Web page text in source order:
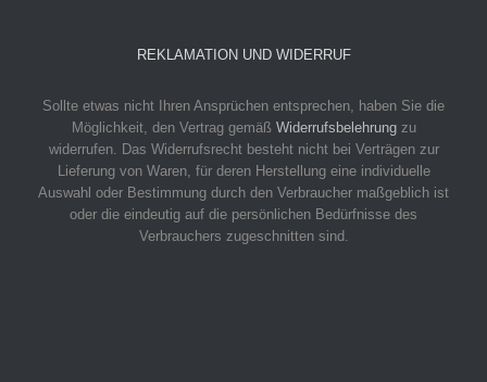
REKLAMATION UND WIDERRUF
Sollte etwas nicht Ihren Ansprüchen entsprechen, haben Sie die
Möglichkeit, den Vertrag gemäß Widerrufsbelehrungzu
widerrufen. Das Widerrufsrecht besteht nicht bei Verträgen zur
Lieferung von Waren, für deren Herstellung eine individuelle
Auswahl oder Bestimmung durch den Verbraucher maßgeblich ist
oder die eindeutig auf die persönlichen Bedürfnisse des
Verbrauchers zugeschnitten sind.